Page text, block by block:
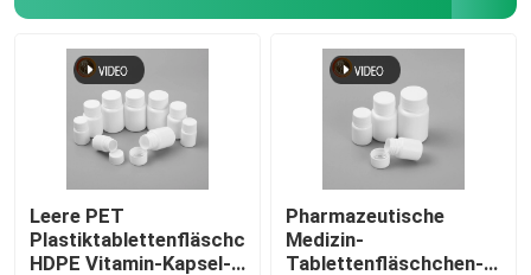
Startseite
Produkte
Videos
Leere PET
Plastiktablettenfläschchen
HDPE Vitamin-Kapsel-
Pharmazeutische
Medizin-
Tablettenfläschchen-